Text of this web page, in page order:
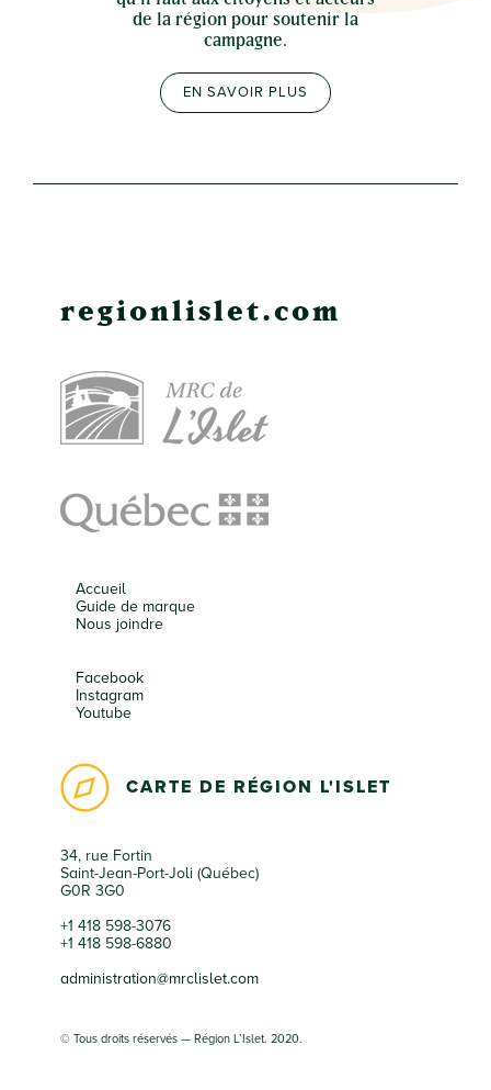
de la région pour soutenir la
campagne.
EN SAVOIR PLUS
regionlislet.com
Accueil
Guide de marque
Nous joindre
Facebook
Instagram
Youtube
CARTE DE RÉGION L'ISLET
34, rue Fortin
Saint-Jean-Port-Joli (Québec)
G0R 3G0
+1 418 598-3076
+1 418 598-6880
administration@mrclislet.com
© Tous droits réservés — Région L’Islet. 2020.